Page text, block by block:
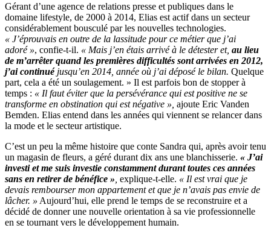
Gérant d’une agence de relations presse et publiques dans le
domaine lifestyle, de 2000 à 2014, Elias est actif dans un secteur
considérablement bousculé par les nouvelles technologies.
« J’éprouvais en outre de la lassitude pour ce métier que j’ai
adoré », confie-t-il. « Mais j’en étais arrivé à le détester et, au lieu
de m’arrêter quand les premières difficultés sont arrivées en 2012,
j’ai continuéjusqu’en 2014, année où j’ai déposé le bilan. Quelque
part, cela a été un soulagement. » Il est parfois bon de stopper à
temps : « Il faut éviter que la persévérance qui est positive ne se
transforme en obstination qui est négative », ajoute Eric Vanden
Bemden. Elias entend dans les années qui viennent se relancer dans
la mode et le secteur artistique.
C’est un peu la même histoire que conte Sandra qui, après avoir tenu
un magasin de fleurs, a géré durant dix ans une blanchisserie. « J’ai
investi et me suis investie constamment durant toutes ces années
sans en retirer de bénéfice » explique-t-elle. « Il est vrai que je
devais rembourser mon appartement et que je n’avais pas envie de
lâcher. » Aujourd’hui, elle prend le temps de se reconstruire et a
décidé de donner une nouvelle orientation à sa vie professionnelle
en se tournant vers le développement humain.